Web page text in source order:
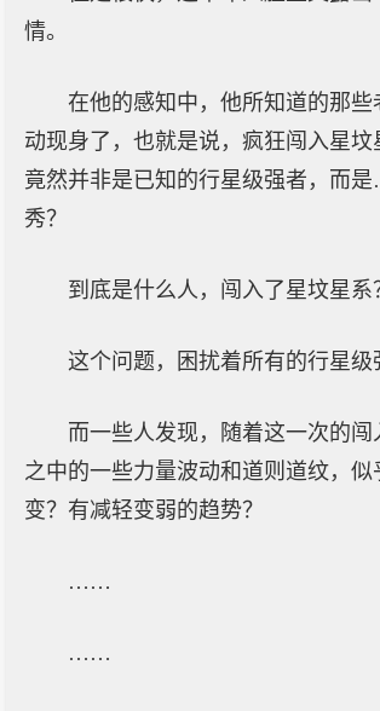
情。
在他的感知中，他所知道的那些
动现身了，也就是说，疯狂闯入星坟
竟然并非是已知的行星级强者，而
秀？
到底是什么人，闯入了星坟星系
这个问题，困扰着所有的行星级
而一些人发现，随着这一次的闯
之中的一些力量波动和道则道纹，似
变？有减轻变弱的趋势？
……
……